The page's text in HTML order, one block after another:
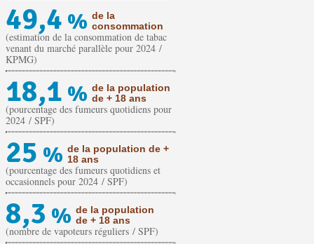
49,4 % de la
consommation
(estimation de la consommation de tabac
venant du marché parallèle pour 2024 /
KPMG)
18,1 % de la population
de + 18 ans
(pourcentage des fumeurs quotidiens pour
2024 / SPF)
25 % de la population de +
18 ans
(pourcentage des fumeurs quotidiens et
occasionnels pour 2024 / SPF)
8,3 % de la population
de + 18 ans
(nombre de vapoteurs réguliers / SPF)